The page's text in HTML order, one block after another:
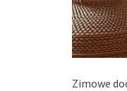
Zimowe